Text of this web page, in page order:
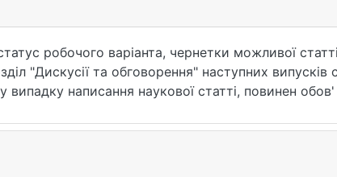
робочого варіанта, чернетки можливої
"Дискусії та обговорення" наступних випусків
написання наукової статті, повинен
(BledCom) (Slovenia) 1 червня 2022 року
conference-access). Виступаючи на тему, автор
і між різними зацікавленими сторонами після